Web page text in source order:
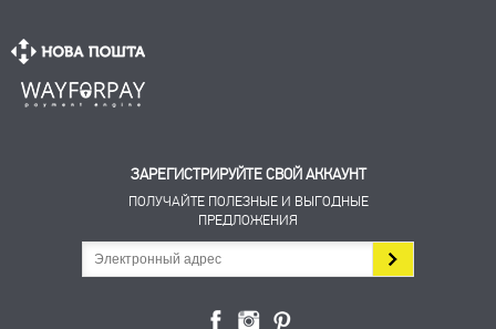
ЗАРЕГИСТРИРУЙТЕ СВОЙ АККАУНТ
ПОЛУЧАЙТЕ ПОЛЕЗНЫЕ И ВЫГОДНЫЕ
ПРЕДЛОЖЕНИЯ